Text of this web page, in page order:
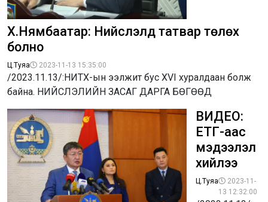
Х.Нямбаатар: Нийслэлд татвар төлөх
болно
Ц.Туяа 2023-11-13 15:35:00
/2023.11.13/:НИТХ-ын ээлжит бус XVI хуралдаан болж
байна. НИЙСЛЭЛИЙН ЗАСАГ ДАРГА БӨГӨӨД
ВИДЕО:
ЕТГ-аас
мэдээлэл
хийлээ
Ц.Туяа
2023-11-
13 12:32:00